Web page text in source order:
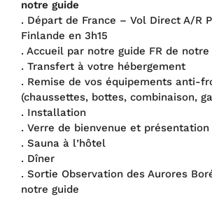
notre guide
. Départ de France – Vol Direct A/R
Finlande en 3h15
. Accueil par notre guide FR de notre
. Transfert à votre hébergement
. Remise de vos équipements anti-
(chaussettes, bottes, combinaison,
. Installation
. Verre de bienvenue et
. Sauna à l’hôtel
. Dîner
. Sortie Observation des Aurores
notre guide